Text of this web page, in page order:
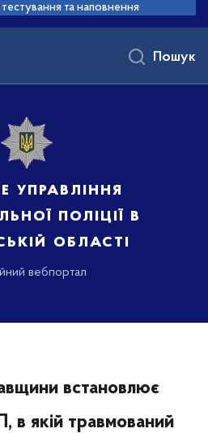
та наповнення
управління
поліції в
області
вебпортал
Пошук
встановлює
в якій травмований